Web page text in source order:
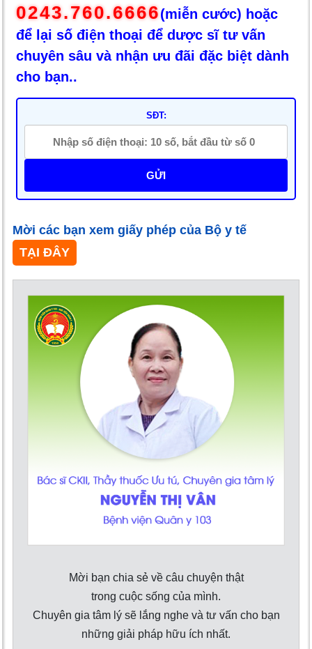
0243.760.6666(miễn cước) hoặc
để lại số điện thoại để dược sĩ tư vấn
chuyên sâu và nhận ưu đãi đặc biệt dành
cho bạn..
SĐT:
GỬI
Mời các bạn xem giấy phép của Bộ y tế
TẠI ĐÂY
Mời bạn chia sẻ về câu chuyện thật
trong cuộc sống của mình.
Chuyên gia tâm lý sẽ lắng nghe và tư vấn cho bạn
những giải pháp hữu ích nhất.